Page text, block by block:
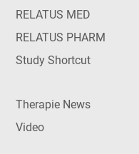
RELATUS MED
RELATUS PHARM
Study Shortcut
Therapie News
Video